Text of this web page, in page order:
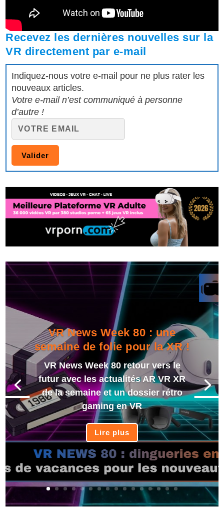
Recevez les dernières nouvelles sur la
VR directement par e-mail
Indiquez-nous votre e-mail pour ne plus rater les
nouveaux articles.
Votre e-mail n’est communiqué à personne
d’autre !
VR News Week 80 : une
semaine de folie pour la XR !
VR News Week 80 retour vers le
futur avec les actualités AR VR XR
de la semaine et un dossier rétro
gaming en VR
Lire plus